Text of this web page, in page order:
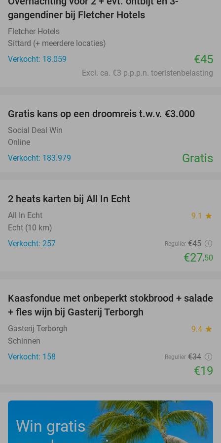
gangendiner bij Fletcher Hotels
Fletcher Hotels
Sittard (+ meerdere locaties)
Verkocht: 18.059
€45
Excl. ca. €3 p.p.p.n. toeristenbelasting
Gratis kans op een droomreis t.w.v. €3.000
Social Deal Win
Online
Verkocht: 183.979
Gratis
2 heats karten bij All In Echt
All In Echt 9.1 star
Echt (10 km)
Verkocht: 257
Regulier €45
€27,50
44%
Kaasfondue met onbeperkt stokbrood + salade
+ fles wijn bij Gasterij Terborgh
Gasterij Terborgh 9.4 star
Schinnen
Verkocht: 158
Regulier €34
€19
Win gratis